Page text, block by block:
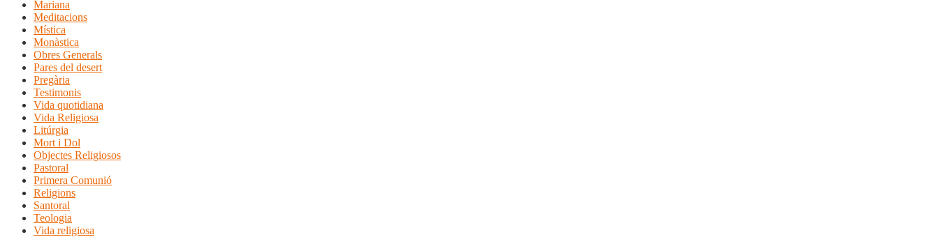
Mariana
Meditacions
Mística
Monàstica
Obres Generals
Pares del desert
Pregària
Testimonis
Vida quotidiana
Vida Religiosa
Litúrgia
Mort i Dol
Objectes Religiosos
Pastoral
Primera Comunió
Religions
Santoral
Teologia
Vida religiosa